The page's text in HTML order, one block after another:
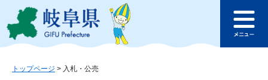
ジ
ュ
このページの本文へ
ュ
トップページ > 入札・公売